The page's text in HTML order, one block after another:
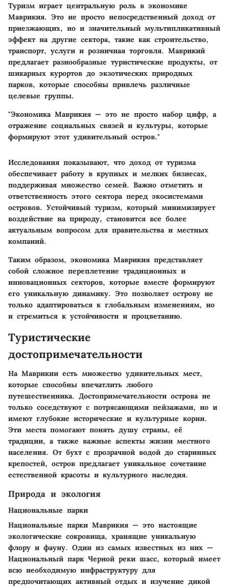
Туризм играет центральную роль в экономике
Маврикия. Это не просто непосредственный доход от
приезжающих, но и значительный мультипликативный
эффект на другие сектора, такие как строительство,
транспорт, услуги и розничная торговля. Маврикий
предлагает разнообразные туристические продукты, от
шикарных курортов до экзотических природных
парков, которые способны привлечь различные
целевые группы.
"Экономика Маврикия — это не просто набор цифр, а
отражение социальных связей и культуры, которые
формируют этот удивительный остров."
Исследования показывают, что доход от туризма
обеспечивает работу в крупных и мелких бизнесах,
поддерживая множество семей. Важно отметить и
ответственность этого сектора перед экосистемами
островов. Устойчивый туризм, который минимизирует
воздействие на природу, становится все более
актуальным вопросом для правительства и местных
компаний.
Таким образом, экономика Маврикия представляет
собой сложное переплетение традиционных и
инновационных секторов, которые вместе формируют
его уникальную динамику. Это позволяет острову не
только адаптироваться к глобальным изменениям, но
и стремиться к устойчивости и процветанию.
Туристические
достопримечательности
На Маврикии есть множество удивительных мест,
которые способны впечатлить любого
путешественника. Достопримечательности острова не
только соседствуют с потрясающими пейзажами, но и
имеют глубокие исторические и культурные корни.
Эти места помогают понять душу страны, её
традиции, а также важные аспекты жизни местного
населения. От бухт с прозрачной водой до старинных
крепостей, остров предлагает уникальное сочетание
естественной красоты и культурного наследия.
Природа и экология
Национальные парки
Национальные парки Маврикия — это настоящие
экологические сокровища, хранящие уникальную
флору и фауну. Один из самых известных из них —
Национальный парк Черной реки шасс, который имеет
всю необходимую инфраструктуру для
предпочитающих активный отдых и изучение дикой